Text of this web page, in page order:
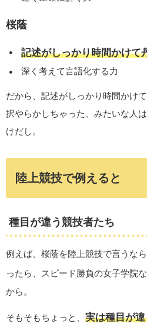
桜蔭
記述がしっかり時間かけて
深く考えて言語化する力
だから、記述がしっかり時間かけ
択やらかしちゃった、みたいな人
けだし。
陸上競技で例えると
種目が違う競技者たち
例えば、桜蔭を陸上競技で言うなら
ったら、スピード勝負の女子学院
から。
そもそもちょっと、 実は種目が